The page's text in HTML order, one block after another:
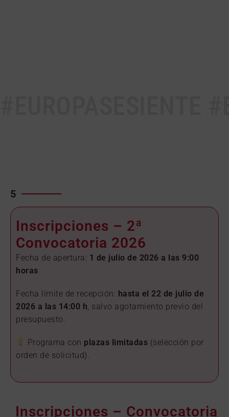
5
Inscripciones – 2ª
Convocatoria 2026
Fecha de apertura: 1 de julio de 2026 a las 9:00
horas
Fecha límite de recepción: hasta el 22 de julio de
2026 a las 14:00 h, salvo agotamiento previo del
presupuesto.
Programa con plazas limitadas (selección por
orden de solicitud).
Inscripciones – Convocatoria